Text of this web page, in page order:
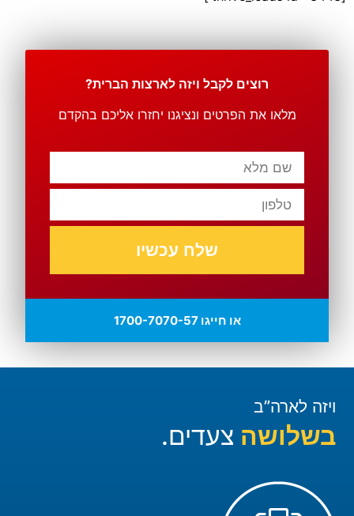
רוצים לקבל ויזה לארצות הברית?
מלאו את הפרטים ונציגנו יחזרו אליכם בהקדם
שלח עכשיו
או חייגו 1700-7070-57
ויזה לארה”ב
בשלושה צעדים.